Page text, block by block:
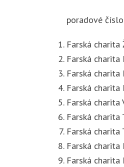
poradové
Farská
Farská charita
Farská charita
Farská charita
Farská charita
Farská charita
Farská
Farská charita
Farská charita